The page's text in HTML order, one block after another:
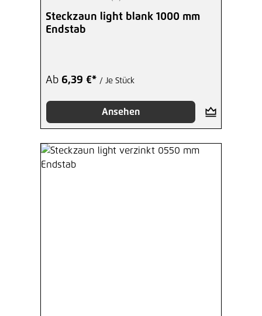
Durchschnittliche Bewertung von 5 von 5
Steckzaun light blank 1000 mm
Endstab
Ab 6,39 €* / Je Stück
Ansehen